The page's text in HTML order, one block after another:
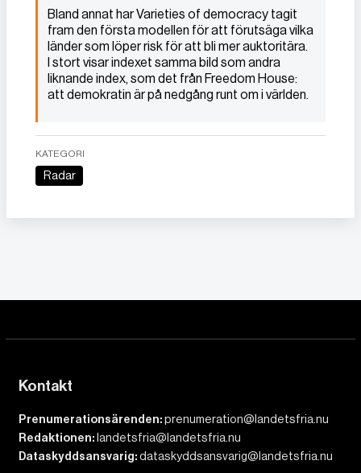
Bland annat har Varieties of democracy tagit
fram den första modellen för att förutsäga vilka
länder som löper risk för att bli mer auktoritära.
I stort visar indexet samma bild som andra
liknande index, som det från Freedom House:
att demokratin är på nedgång runt om i världen.
KATEGORI
Radar
Kontakt
Prenumerationsärenden:prenumeration@landetsfria.nu
Redaktionen: landetsfria@landetsfria.nu
Dataskyddsansvarig:dataskyddsansvarig@landetsfria.nu